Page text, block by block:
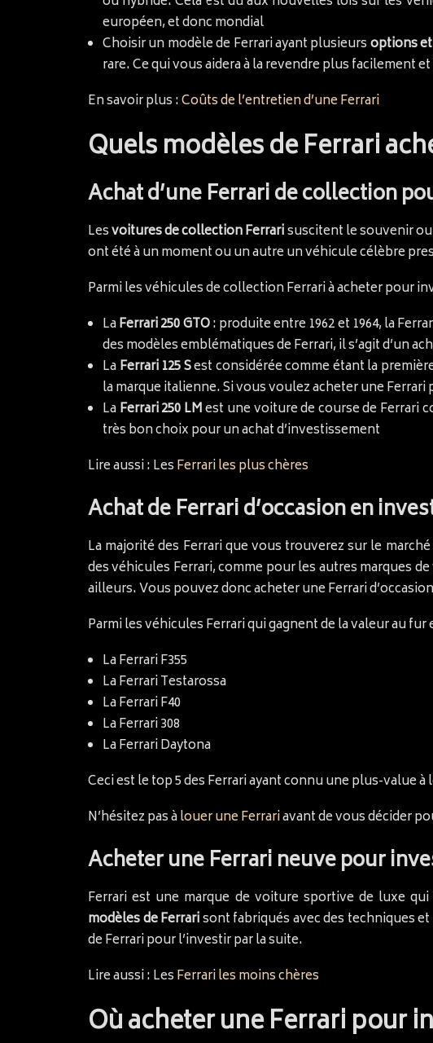
européen, et donc mondial
Choisir un modèle de Ferrari ayant plusieursoptions
rare. Ce qui vous aidera à la revendre plus facilement
En savoir plus :Coûts de l’entretien d’une Ferrari
Quels modèles de Ferrari
Achat d’une Ferrari de collection
Lesvoitures de collection Ferrarisuscitent le souvenir
ont été à un moment ou un autre un véhicule célèbre
Parmi les véhicules de collection Ferrari à acheter pour
LaFerrari 250 GTO: produite entre 1962 et 1964, la
des modèles emblématiques de Ferrari, il s’agit d’un
LaFerrari 125 Sest considérée comme étant la
la marque italienne. Si vous voulez acheter une
LaFerrari 250 LMest une voiture de course de Ferrari
très bon choix pour un achat d’investissement
Lire aussi : LesFerrari les plus chères
Achat de Ferrari d’occasion en
La majorité des Ferrari que vous trouverez sur le
des véhicules Ferrari, comme pour les autres marques
ailleurs. Vous pouvez donc acheter une Ferrari
Parmi les véhicules Ferrari qui gagnent de la valeur au fur
La Ferrari F355
La Ferrari Testarossa
La Ferrari F40
La Ferrari 308
La Ferrari Daytona
Ceci est le top 5 des Ferrari ayant connu une plus-value
N’hésitez pas àlouer une Ferrariavant de vous décider
Acheter une Ferrari neuve pour
Ferrari est une marque de voiture sportive de luxe
modèles de Ferrarisont fabriqués avec des techniques
de Ferrari pour l’investir par la suite.
Lire aussi : LesFerrari les moins chères
Où acheter une Ferrari pour